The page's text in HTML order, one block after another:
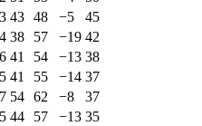
43 48 −5
45
38 57 −19 42
41 54 −13 38
41 55 −14 37
54 62 −8
37
44 57 −13 35